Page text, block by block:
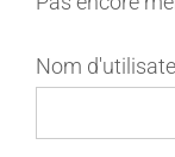
Nom